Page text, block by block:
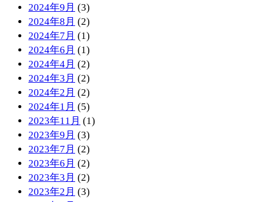
2024年9月 (3)
2024年8月 (2)
2024年7月 (1)
2024年6月 (1)
2024年4月 (2)
2024年3月 (2)
2024年2月 (2)
2024年1月 (5)
2023年11月 (1)
2023年9月 (3)
2023年7月 (2)
2023年6月 (2)
2023年3月 (2)
2023年2月 (3)